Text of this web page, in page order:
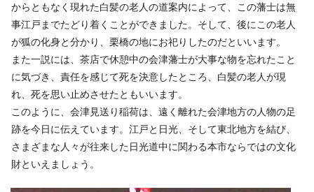
からともなく現れた白髪の老人の道案内によって、この藩士は無
事江戸までたどり着くことができました。そして、後にこの老人
が狐の化身と分かり、栗橋の地にお祀りしたのだといいます。
また一説には、茶店で休憩中の会津藩士が大事な物を忘れたこと
に気づき、責任を感じて死を決意したところ、白髪の老人が現
れ、死を思い止めさせたともいいます。
このように、会津見送り稲荷は、遠く離れた会津地方の人物の足
跡を今日に伝えています。江戸と日光、そして東北地方を結び、
さまざまな人々が往来した日光道中に関わる本市ならではの文化
財といえましょう。